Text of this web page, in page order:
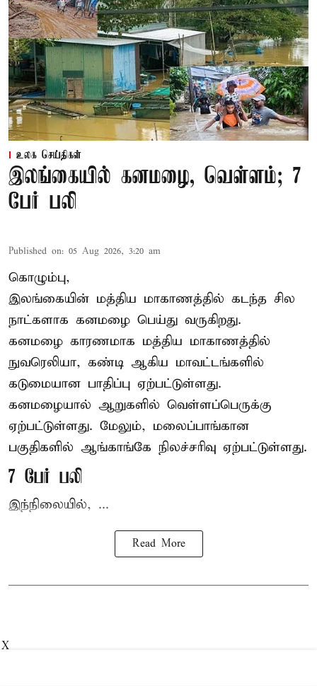
உலக செய்திகள்
இலங்கையில் கனமழை, வெள்ளம்; 7
பேர் பலி
Published on: 05 Aug 2026, 3:20 am
கொழும்பு,
இலங்கையின் மத்திய மாகாணத்தில் கடந்த சில
நாட்களாக கனமழை பெய்து வருகிறது.
கனமழை காரணமாக மத்திய மாகாணத்தில்
நுவரெலியா, கண்டி ஆகிய மாவட்டங்களில்
கடுமையான பாதிப்பு ஏற்பட்டுள்ளது.
கனமழையால் ஆறுகளில் வெள்ளப்பெருக்கு
ஏற்பட்டுள்ளது. மேலும், மலைப்பாங்கான
பகுதிகளில் ஆங்காங்கே நிலச்சரிவு ஏற்பட்டுள்ளது.
7 பேர் பலி
இந்நிலையில், ...
Read More
X